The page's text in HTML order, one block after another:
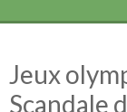
Jeux
Scandale